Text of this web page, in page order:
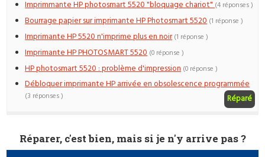
Imprimmante HP photosmart 5520 "bloquage chariot"(4 réponses )
Bourrage papier sur imprimante HP Photosmart 5520 (1 réponse )
Imprimante HP 5520 n'imprime plus en noir (1 réponse )
Imprimante HP PHOTOSMART 5520 (0 réponse )
HP photosmart 5520 : problème d'impression (0 réponse )
Débloquer imprimante HP arrivée en obsolescence programmée
Réparé
(3 réponses )
Réparer, c'est bien, mais si je n'y arrive pas ?